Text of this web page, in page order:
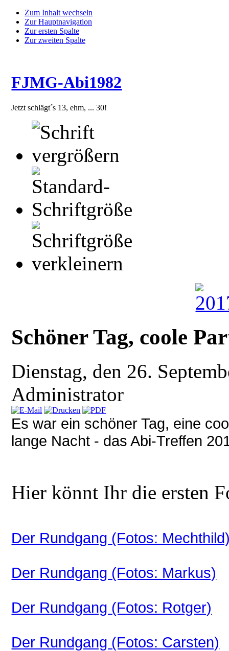
Zum Inhalt wechseln
Zur Hauptnavigation
Zur ersten Spalte
Zur zweiten Spalte
FJMG-Abi1982
Jetzt schlägt´s 13, ehm, ... 30!
Schöner Tag, coole
Dienstag, den 26.
Administrator
Es war ein schöner Tag, eine
lange Nacht - das Abi-Treffen
Hier könnt Ihr die ersten
Der Rundgang (Fotos:
Der Rundgang (Fotos: Markus)
Der Rundgang (Fotos: Rotger)
Der Rundgang (Fotos: Carsten)